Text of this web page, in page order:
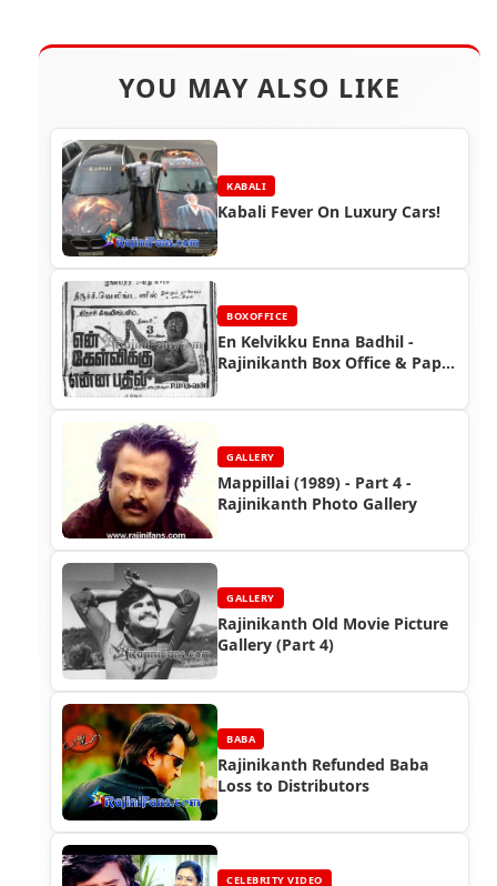
YOU MAY ALSO LIKE
KABALI
Kabali Fever On Luxury Cars!
BOXOFFICE
En Kelvikku Enna Badhil -
Rajinikanth Box Office & Paper
GALLERY
Mappillai (1989) - Part 4 -
Rajinikanth Photo Gallery
GALLERY
Rajinikanth Old Movie Picture
Gallery (Part 4)
BABA
Rajinikanth Refunded Baba
Loss to Distributors
CELEBRITY VIDEO